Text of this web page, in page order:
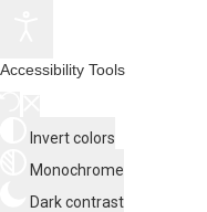
Accessibility Tools
Invert colors
Monochrome
Dark contrast